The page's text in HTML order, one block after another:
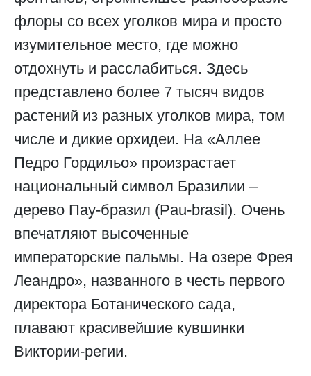
флоры со всех уголков мира и просто
изумительное место, где можно
отдохнуть и расслабиться. Здесь
представлено более 7 тысяч видов
растений из разных уголков мира, том
числе и дикие орхидеи. На «Аллее
Педро Гордильо» произрастает
национальный символ Бразилии –
дерево Пау-бразил (Pau-brasil). Очень
впечатляют высоченные
императорские пальмы. На озере Фрея
Леандро», названного в честь первого
директора Ботанического сада,
плавают красивейшие кувшинки
Виктории-регии.